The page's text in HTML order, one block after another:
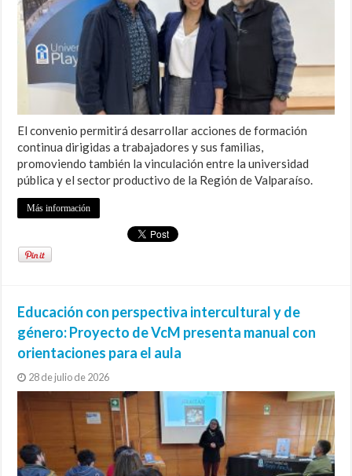
El convenio permitirá desarrollar acciones de formación
continua dirigidas a trabajadores y sus familias,
promoviendo también la vinculación entre la universidad
pública y el sector productivo de la Región de Valparaíso.
Más información
Educación con perspectiva intercultural y de
género: Proyecto de VcM presenta manual con
orientaciones para el aula
28 de julio de 2026